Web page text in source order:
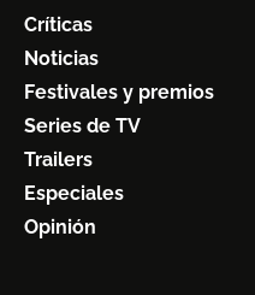
Críticas
Noticias
Festivales y premios
Series de TV
Trailers
Especiales
Opinión